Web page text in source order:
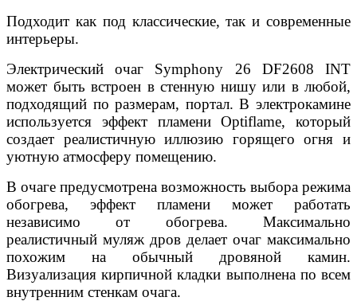
Подходит как под классические, так и современные
интерьеры.
Электрический очаг Symphony 26 DF2608 INT
может быть встроен в стенную нишу или в любой,
подходящий по размерам, портал. В электрокамине
используется эффект пламени Optiflame, который
создает реалистичную иллюзию горящего огня и
уютную атмосферу помещению.
В очаге предусмотрена возможность выбора режима
обогрева, эффект пламени может работать
независимо от обогрева. Максимально
реалистичный муляж дров делает очаг максимально
похожим на обычный дровяной камин.
Визуализация кирпичной кладки выполнена по всем
внутренним стенкам очага.